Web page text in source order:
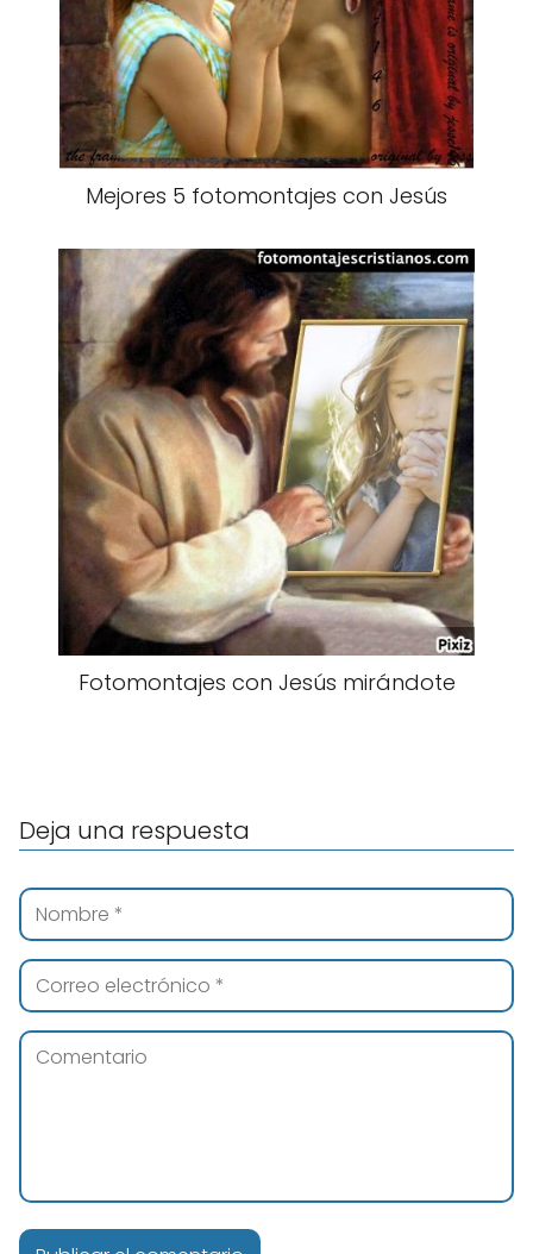
Mejores 5 fotomontajes con Jesús
Fotomontajes con Jesús mirándote
Deja una respuesta